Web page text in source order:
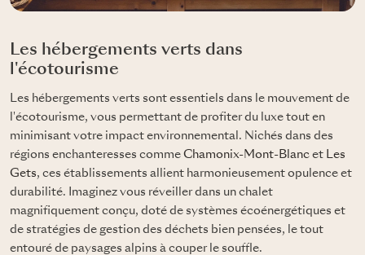
Les hébergements verts dans
l'écotourisme
Les hébergements verts sont essentiels dans le mouvement de
l'écotourisme, vous permettant de profiter du luxe tout en
minimisant votre impact environnemental. Nichés dans des
régions enchanteresses comme Chamonix-Mont-Blanc et
Les
Gets, ces établissements allient harmonieusement opulence et
durabilité. Imaginez vous réveiller dans un chalet
magnifiquement conçu, doté de systèmes écoénergétiques et
de stratégies de gestion des déchets bien pensées, le tout
entouré de paysages alpins à couper le souffle.